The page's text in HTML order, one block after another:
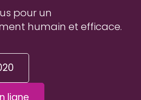
pour un
humain et efficace.